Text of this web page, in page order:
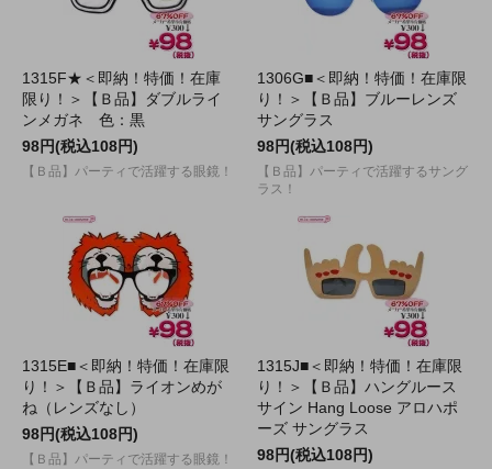
1315F★＜即納！特価！在庫
限り！＞【Ｂ品】ダブルライ
ンメガネ 色：黒
98円(税込108円)
【Ｂ品】パーティで活躍する眼鏡！
1306G■＜即納！特価！在庫限
り！＞【Ｂ品】ブルーレンズ
サングラス
98円(税込108円)
【Ｂ品】パーティで活躍するサング
ラス！
1315E■＜即納！特価！在庫限
り！＞【Ｂ品】ライオンめが
ね（レンズなし）
98円(税込108円)
【Ｂ品】パーティで活躍する眼鏡！
1315J■＜即納！特価！在庫限
り！＞【Ｂ品】ハングルース
サイン Hang Loose アロハポ
ーズ サングラス
98円(税込108円)